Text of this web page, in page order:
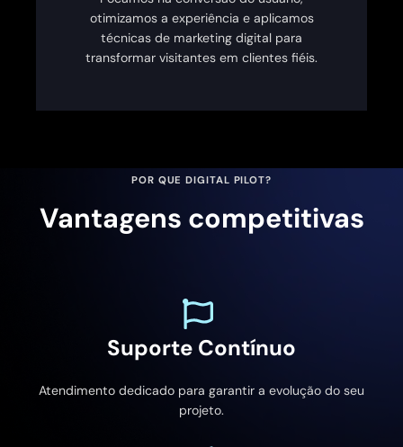
otimizamos a experiência e aplicamos
técnicas de marketing digital para
transformar visitantes em clientes fiéis.
POR QUE DIGITAL PILOT?
Vantagens competitivas
Suporte Contínuo
Atendimento dedicado para garantir a evolução do seu
projeto.